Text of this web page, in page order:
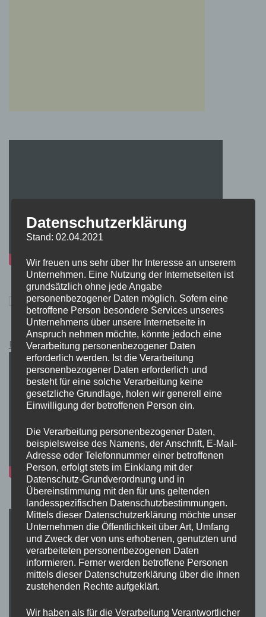
Pokémon Schwert und Schild Kauflink.>LINK<
Datenschutzerklärung
Stand: 02.04.2021
Wir freuen uns sehr über Ihr Interesse an unserem
Unternehmen. Eine Nutzung der Internetseiten ist
grundsätzlich ohne jede Angabe
personenbezogener Daten möglich. Sofern eine
betroffene Person besondere Services unseres
Unternehmens über unsere Internetseite in
Anspruch nehmen möchte, könnte jedoch eine
Verarbeitung personenbezogener Daten
erforderlich werden. Ist die Verarbeitung
personenbezogener Daten erforderlich und
besteht für eine solche Verarbeitung keine
gesetzliche Grundlage, holen wir generell eine
Einwilligung der betroffenen Person ein.
Die Verarbeitung personenbezogener Daten,
beispielsweise des Namens, der Anschrift, E-Mail-
Adresse oder Telefonnummer einer betroffenen
Person, erfolgt stets im Einklang mit der
Datenschutz-Grundverordnung und in
Übereinstimmung mit den für uns geltenden
landesspezifischen Datenschutzbestimmungen.
Mittels dieser Datenschutzerklärung möchte unser
Unternehmen die Öffentlichkeit über Art, Umfang
und Zweck der von uns erhobenen, genutzten und
verarbeiteten personenbezogenen Daten
informieren. Ferner werden betroffene Personen
mittels dieser Datenschutzerklärung über die ihnen
zustehenden Rechte aufgeklärt.
Wir haben als für die Verarbeitung Verantwortlicher